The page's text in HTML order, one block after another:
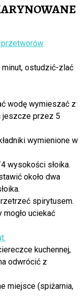
minut, ostudzić-zlać
wodę wymieszać z
jeszcze przez 5
wymienione w
wysokości słoika.
około dwa
spirytusem.
mogło uciekać
kuchennej,
odwrócić z
miejsce (spiżarnia,